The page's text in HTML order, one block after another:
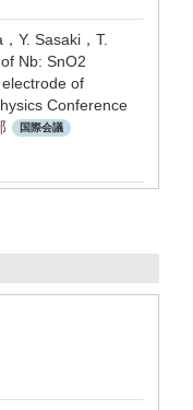
Y. Sasaki，T.
Nb: SnO2
of
Conference
国際会議